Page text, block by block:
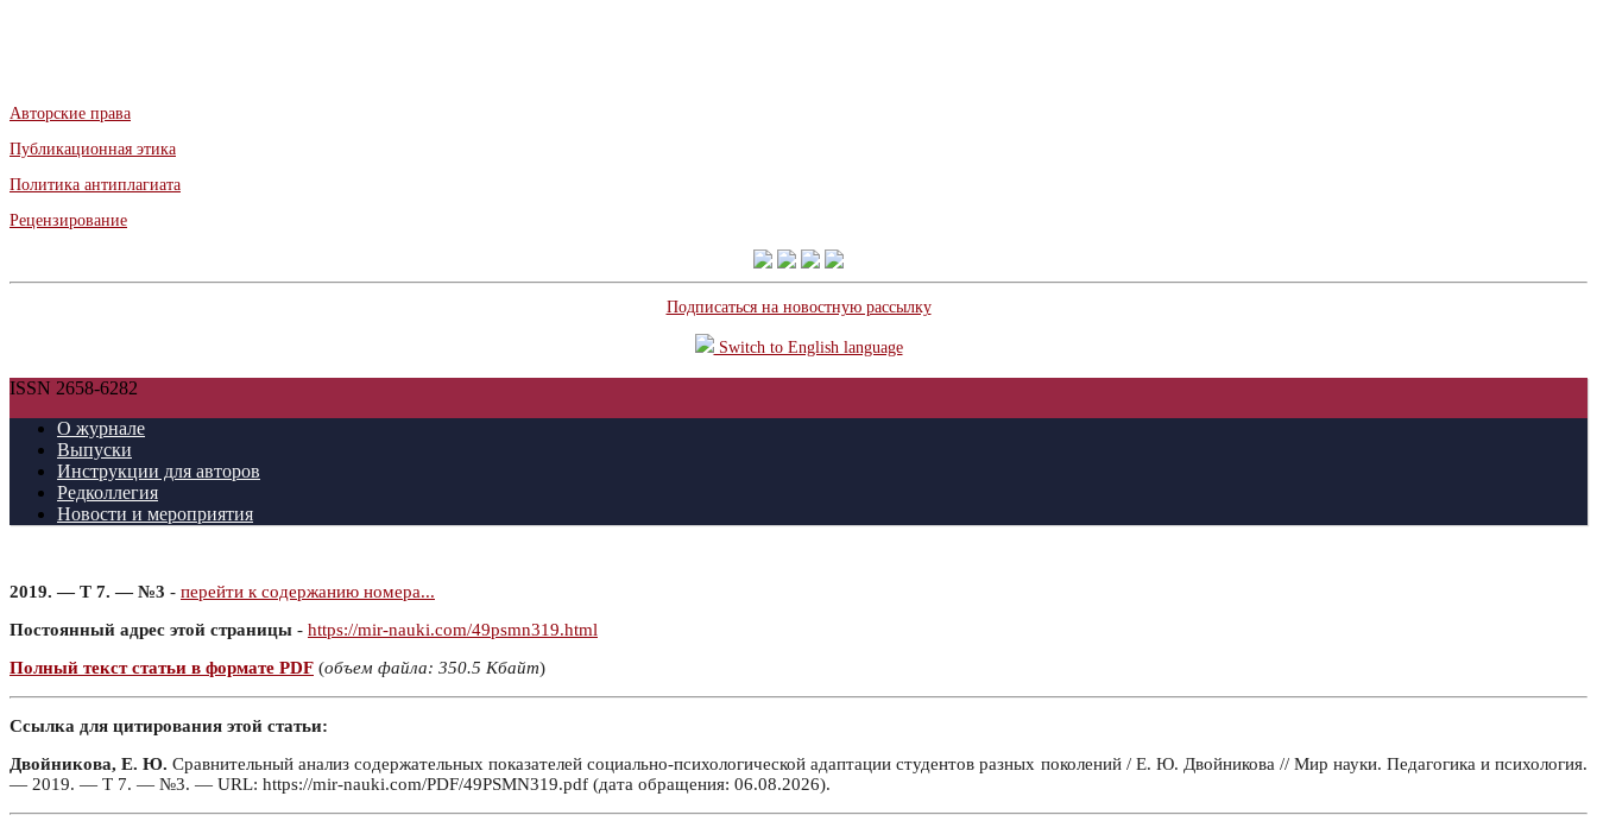
Авторские права
Публикационная этика
Политика антиплагиата
Рецензирование
Подписаться на новостную рассылку
Switch to English language
ISSN 2658-6282
О журнале
Выпуски
Инструкции для авторов
Редколлегия
Новости и мероприятия
2019. — Т 7. — №3 - перейти к содержанию номера...
Постоянный адрес этой страницы - https://mir-nauki.com/49psmn319.html
Полный текст статьи в формате PDF (объем файла: 350.5 Кбайт)
Ссылка для цитирования этой статьи:
Двойникова, Е. Ю. Сравнительный анализ содержательных показателей социально-психологической адаптации студентов разных поколений / Е. Ю. Двойникова // Мир науки. Педагогика и психология.
— 2019. — Т 7. — №3. — URL: https://mir-nauki.com/PDF/49PSMN319.pdf (дата обращения: 06.08.2026).